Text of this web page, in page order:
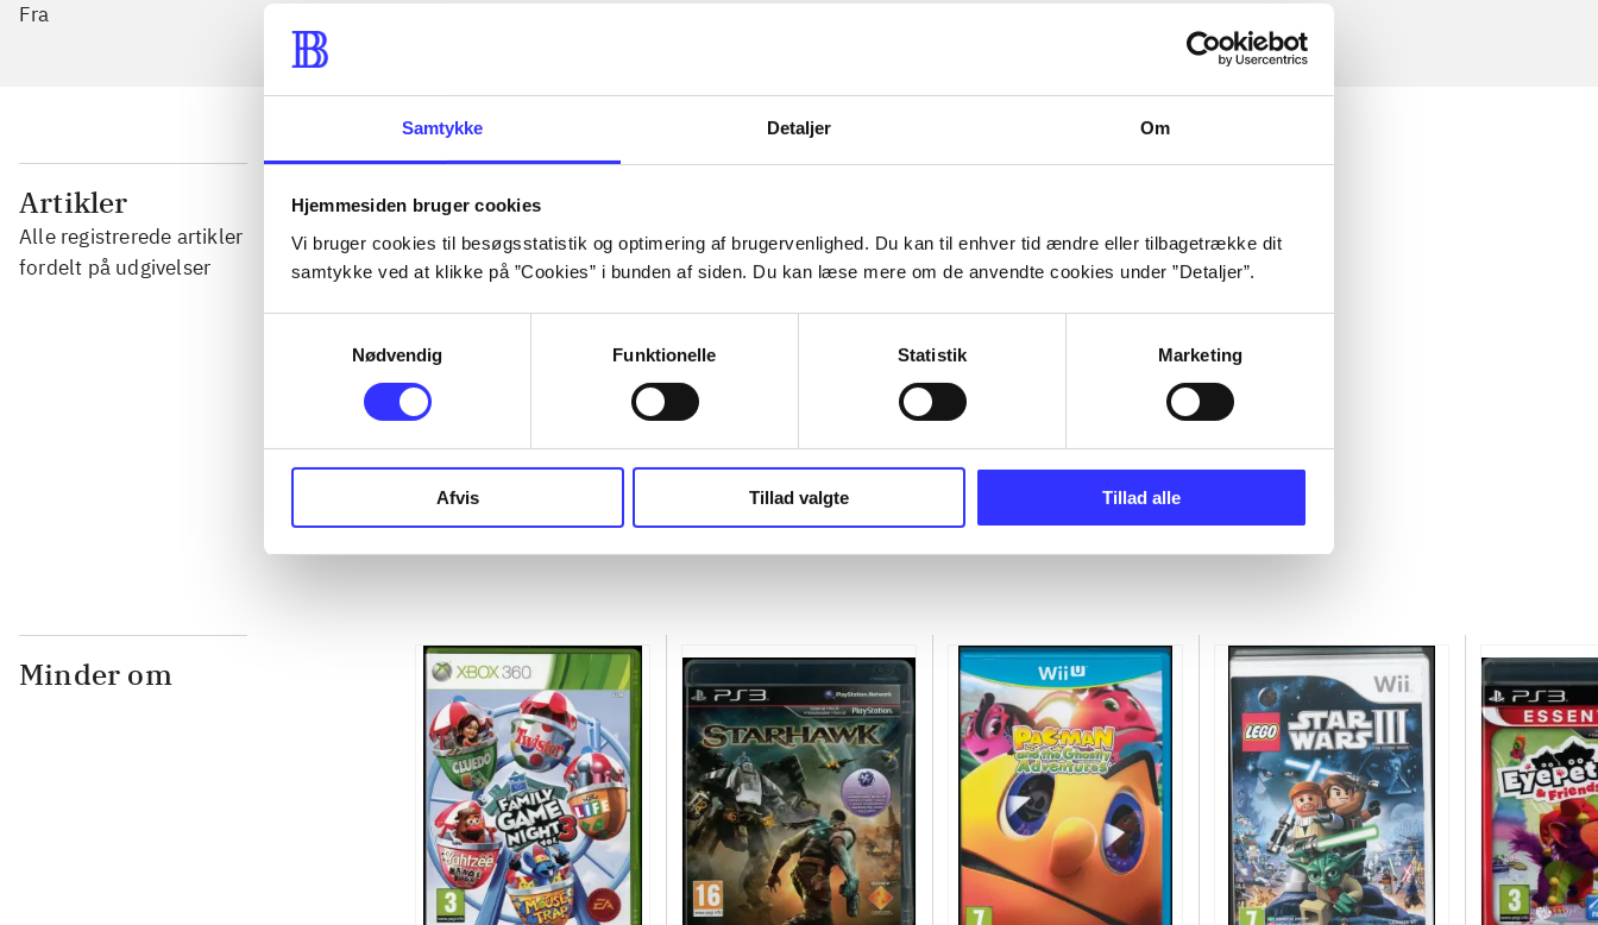
Samtykke Detaljer Om
Hjemmesiden bruger cookies
Vi bruger cookies til besøgsstatistik og optimering af brugervenlighed. Du kan til enhver tid ændre eller tilbagetrække dit
samtykke ved at klikke på ”Cookies” i bunden af siden. Du kan læse mere om de anvendte cookies under ”Detaljer”.
Nødvendig
Funktionelle Statistik Marketing
Afvis Tillad valgte Tillad alle
Fra
Artikler
Alle registrerede artikler
fordelt på udgivelser
...
...
Minder om